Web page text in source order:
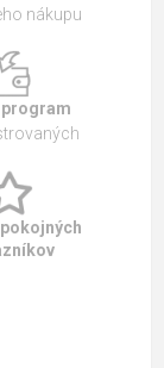
nákupu
program